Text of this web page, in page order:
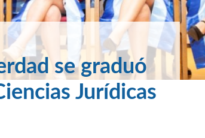
se graduó
Jurídicas